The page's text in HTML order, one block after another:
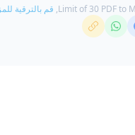
Limit of 30 PDF to قم بالترقية